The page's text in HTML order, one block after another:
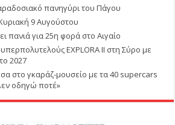
πανηγύρι του Πάγου
9 Αυγούστου
πανιά για 25η φορά στο Αιγαίο
EXPLORA II στη Σύρο με
2027
στο γκαράζ-μουσείο με τα 40 supercars
οδηγώ ποτέ»